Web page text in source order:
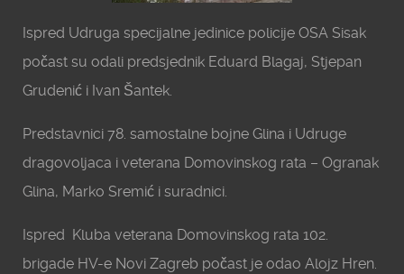
Ispred Udruga specijalne jedinice policije OSA Sisak
počast su odali predsjednik Eduard Blagaj, Stjepan
Grudenić i Ivan Šantek.
Predstavnici 78. samostalne bojne Glina i Udruge
dragovoljaca i veterana Domovinskog rata – Ogranak
Glina, Marko Sremić i suradnici.
Ispred Kluba veterana Domovinskog rata 102.
brigade HV-e Novi Zagreb počast je odao Alojz Hren.